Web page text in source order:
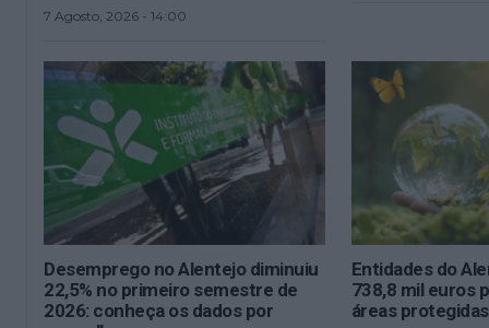
7 Agosto, 2026 - 14:00
Desemprego no Alentejo diminuiu
22,5% no primeiro semestre de
2026: conheça os dados por
Entidades do
738,8 mil euros
áreas protegidas